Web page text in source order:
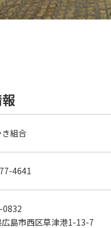
組合
4641
0832
広島市西区草津港1-13-7